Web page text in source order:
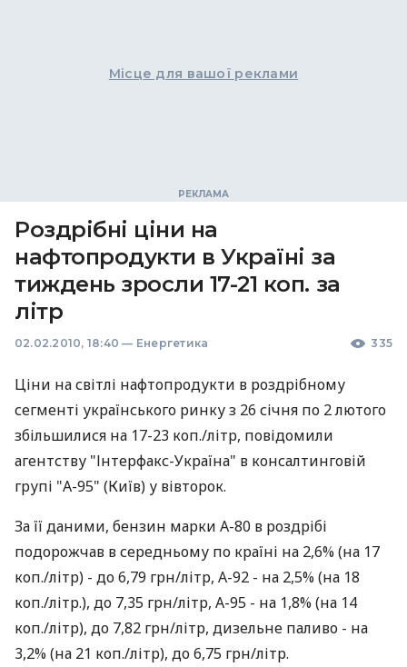
Місце для вашої реклами
Роздрібні ціни на
нафтопродукти в Україні за
тиждень зросли 17-21 коп. за
літр
02.02.2010, 18:40 — Енергетика 335
Ціни на світлі нафтопродукти в роздрібному
сегменті українського ринку з 26 січня по 2 лютого
збільшилися на 17-23 коп./літр, повідомили
агентству "Інтерфакс-Україна" в консалтинговій
групі "А-95" (Київ) у вівторок.
За її даними, бензин марки А-80 в роздрібі
подорожчав в середньому по країні на 2,6% (на 17
коп./літр) - до 6,79 грн/літр, А-92 - на 2,5% (на 18
коп./літр.), до 7,35 грн/літр, А-95 - на 1,8% (на 14
коп./літр), до 7,82 грн/літр, дизельне паливо - на
3,2% (на 21 коп./літр), до 6,75 грн/літр.